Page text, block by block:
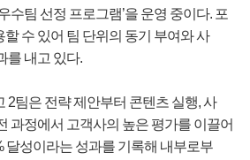
수팀 선정 프로그램’을 운영 중이다. 포
수 있어 팀 단위의 동기 부여와 사
를 내고 있다.
2팀은 전략 제안부터 콘텐츠 실행, 사
과정에서 고객사의 높은 평가를 이끌어
달성이라는 성과를 기록해 내부로부